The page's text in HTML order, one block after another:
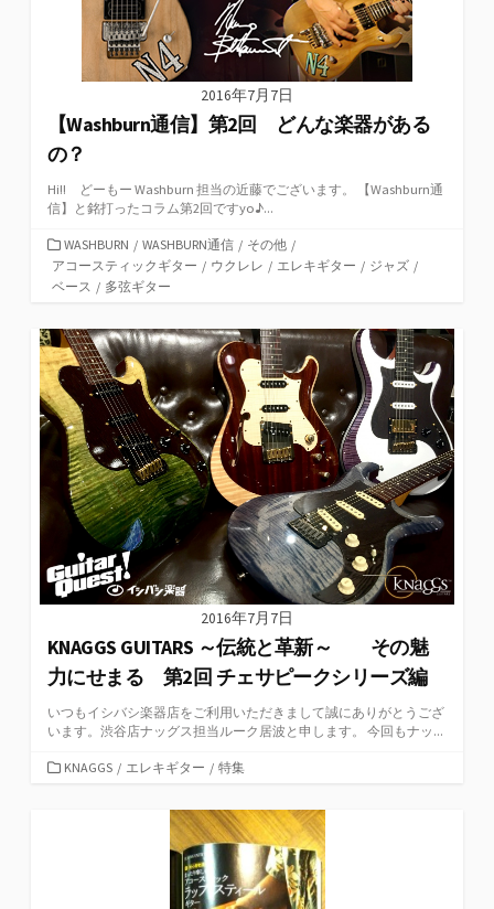
2016年7月7日
【Washburn通信】第2回 どんな楽器がある
の？
Hi!! どーもー Washburn 担当の近藤でございます。 【Washburn通
信】と銘打ったコラム第2回ですyo♪...
カ
テ
ゴ
ー
WASHBURN / WASHBURN通信 / その他 /
アコースティックギター / ウクレレ / エレキギター / ジャズ /
ベース / 多弦ギター
2016年7月7日
KNAGGS GUITARS ～伝統と革新～ その魅
力にせまる 第2回 チェサピークシリーズ編
いつもイシバシ楽器店をご利用いただきまして誠にありがとうござ
います。渋谷店ナッグス担当ルーク居波と申します。 今回もナッ...
カKNAGGS / エレキギター / 特集